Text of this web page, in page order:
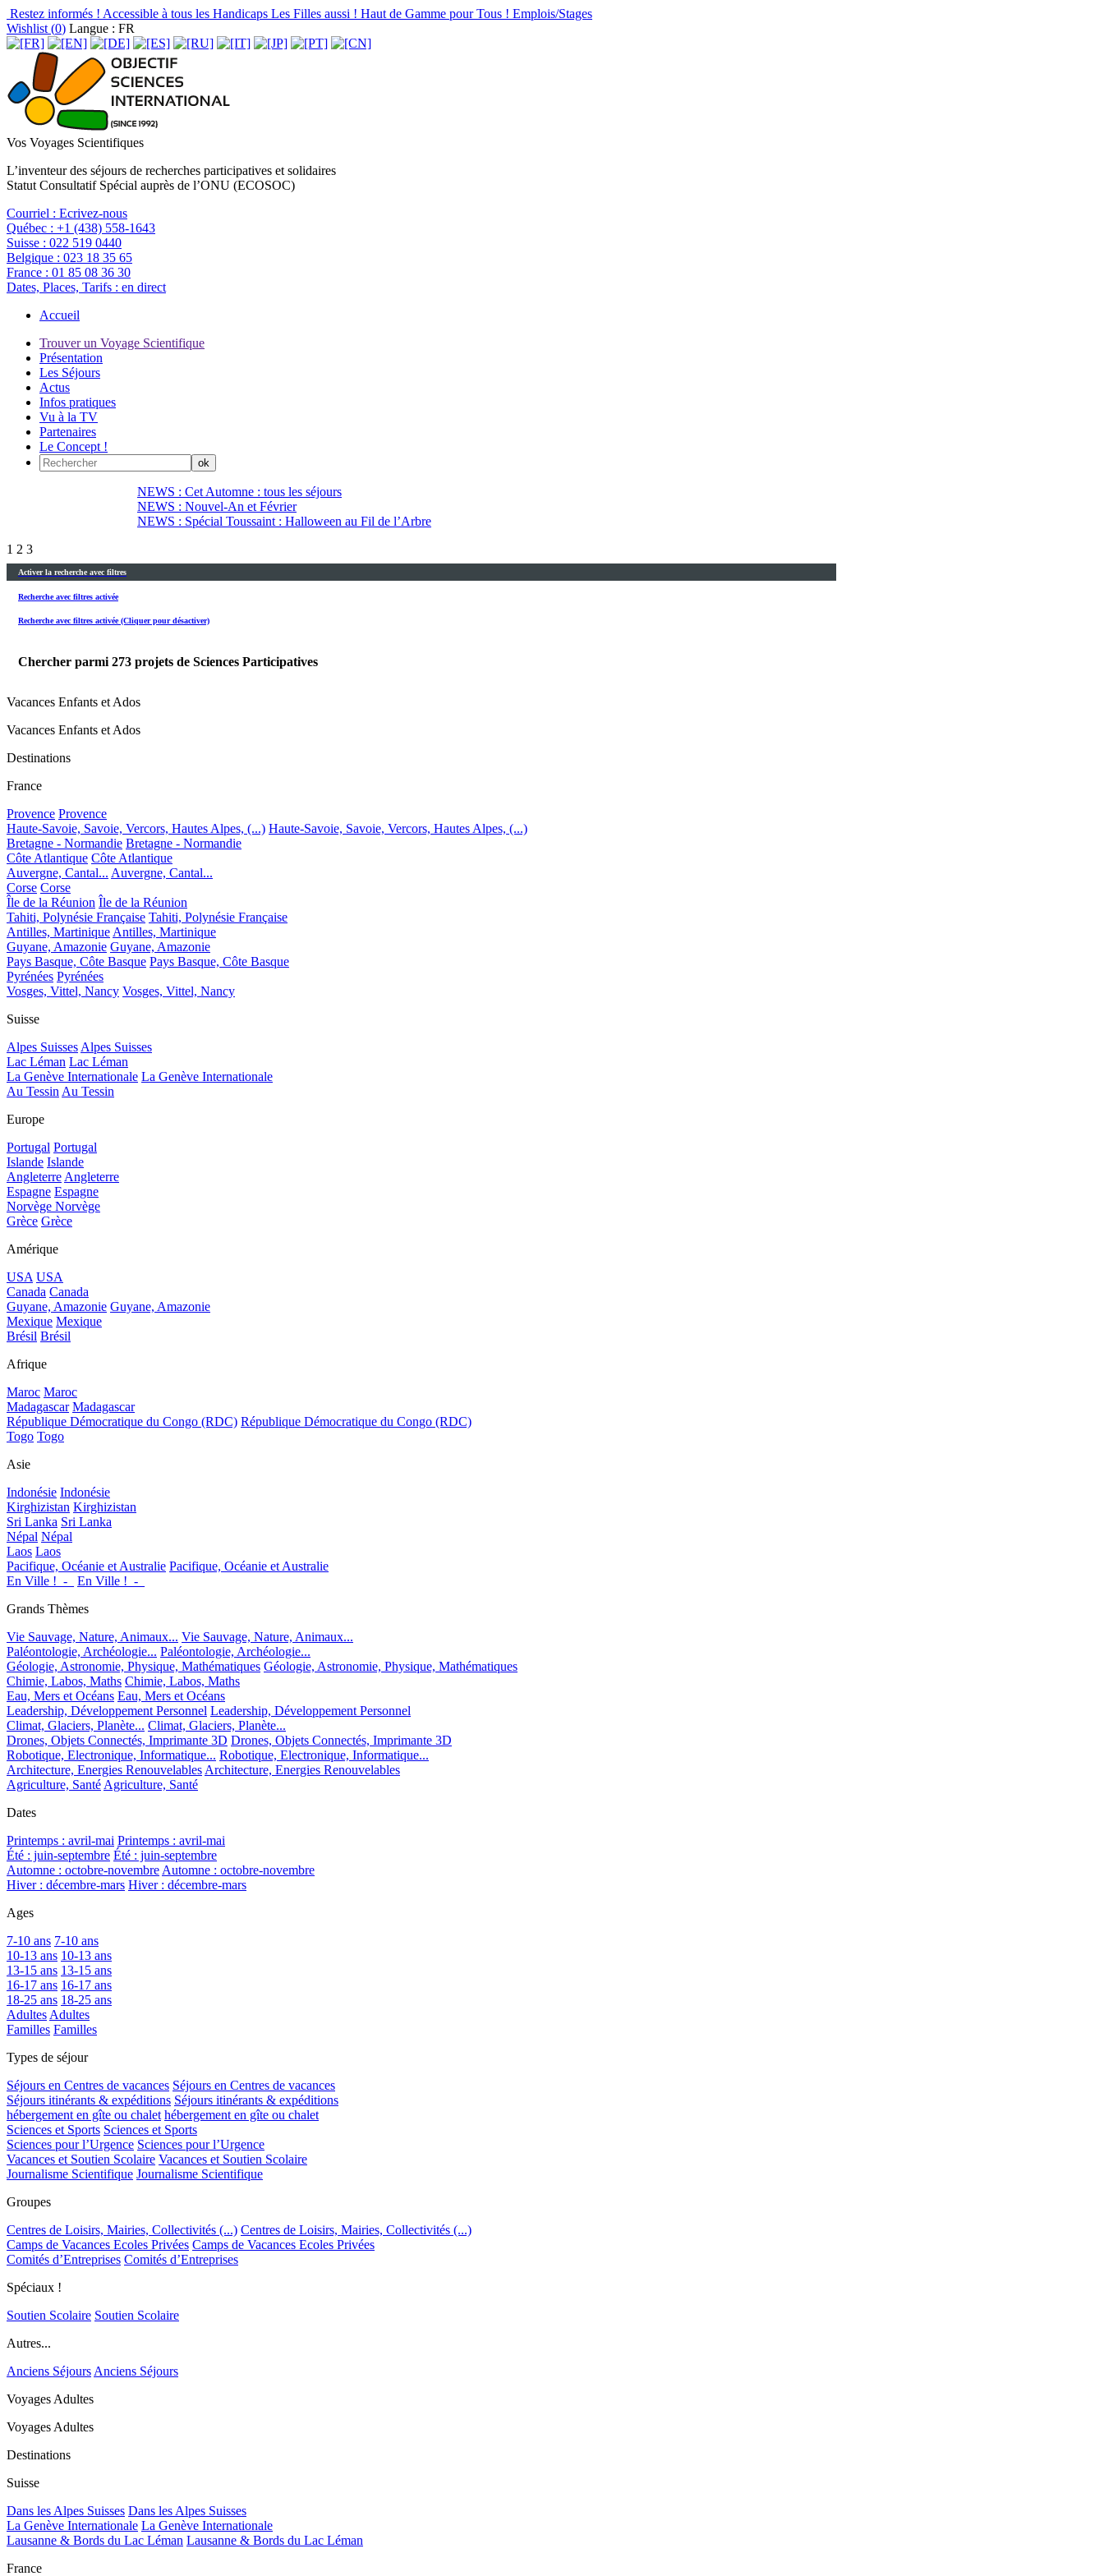
Restez informés ! Accessible à tous les Handicaps Les Filles aussi ! Haut de Gamme pour Tous ! Emplois/Stages
Wishlist (0) Langue : FR
Vos Voyages Scientifiques
L’inventeur des séjours de recherches participatives et solidaires
Statut Consultatif Spécial auprès de l’ONU (ECOSOC)
Courriel : Ecrivez-nous
Québec : +1 (438) 558-1643
Suisse : 022 519 0440
Belgique : 023 18 35 65
France : 01 85 08 36 30
Dates, Places, Tarifs : en direct
Accueil
Trouver un Voyage Scientifique
Présentation
Les Séjours
Actus
Infos pratiques
Vu à la TV
Partenaires
Le Concept !
NEWS : Cet Automne : tous les séjours
NEWS : Nouvel-An et Février
NEWS : Spécial Toussaint : Halloween au Fil de l’Arbre
1 2 3
Activer la recherche avec filtres
Recherche avec filtres activée
Recherche avec filtres activée (Cliquer pour désactiver)
Chercher parmi 273 projets de Sciences Participatives
Vacances Enfants et Ados
Vacances Enfants et Ados
Destinations
France
Provence Provence
Haute-Savoie, Savoie, Vercors, Hautes Alpes, (...) Haute-Savoie, Savoie, Vercors, Hautes Alpes, (...)
Bretagne - Normandie Bretagne - Normandie
Côte Atlantique Côte Atlantique
Auvergne, Cantal... Auvergne, Cantal...
Corse Corse
Île de la Réunion Île de la Réunion
Tahiti, Polynésie Française Tahiti, Polynésie Française
Antilles, MartiniqueAntilles, Martinique
Guyane, Amazonie Guyane, Amazonie
Pays Basque, Côte Basque Pays Basque, Côte Basque
Pyrénées Pyrénées
Vosges, Vittel, Nancy Vosges, Vittel, Nancy
Suisse
Alpes SuissesAlpes Suisses
Lac Léman Lac Léman
La Genève Internationale La Genève Internationale
Au TessinAu Tessin
Europe
Portugal Portugal
Islande Islande
AngleterreAngleterre
Espagne Espagne
Norvège Norvège
Grèce Grèce
Amérique
USA USA
Canada Canada
Guyane, Amazonie Guyane, Amazonie
Mexique Mexique
Brésil Brésil
Afrique
Maroc Maroc
Madagascar Madagascar
République Démocratique du Congo (RDC) République Démocratique du Congo (RDC)
Togo Togo
Asie
Indonésie Indonésie
Kirghizistan Kirghizistan
Sri Lanka Sri Lanka
Népal Népal
Laos Laos
Pacifique, Océanie et Australie Pacifique, Océanie et Australie
En Ville !_-_
En Ville !_-_
Grands Thèmes
Vie Sauvage, Nature, Animaux... Vie Sauvage, Nature, Animaux...
Paléontologie, Archéologie... Paléontologie, Archéologie...
Géologie, Astronomie, Physique, Mathématiques Géologie, Astronomie, Physique, Mathématiques
Chimie, Labos, Maths Chimie, Labos, Maths
Eau, Mers et Océans Eau, Mers et Océans
Leadership, Développement Personnel Leadership, Développement Personnel
Climat, Glaciers, Planète... Climat, Glaciers, Planète...
Drones, Objets Connectés, Imprimante 3D Drones, Objets Connectés, Imprimante 3D
Robotique, Electronique, Informatique... Robotique, Electronique, Informatique...
Architecture, Energies RenouvelablesArchitecture, Energies Renouvelables
Agriculture, SantéAgriculture, Santé
Dates
Printemps : avril-mai Printemps : avril-mai
Été : juin-septembre Été : juin-septembre
Automne : octobre-novembreAutomne : octobre-novembre
Hiver : décembre-mars Hiver : décembre-mars
Ages
7-10 ans 7-10 ans
10-13 ans 10-13 ans
13-15 ans 13-15 ans
16-17 ans 16-17 ans
18-25 ans 18-25 ans
AdultesAdultes
Familles Familles
Types de séjour
Séjours en Centres de vacances Séjours en Centres de vacances
Séjours itinérants & expéditions Séjours itinérants & expéditions
hébergement en gîte ou chalet hébergement en gîte ou chalet
Sciences et Sports Sciences et Sports
Sciences pour l’Urgence Sciences pour l’Urgence
Vacances et Soutien Scolaire Vacances et Soutien Scolaire
Journalisme Scientifique Journalisme Scientifique
Groupes
Centres de Loisirs, Mairies, Collectivités (...) Centres de Loisirs, Mairies, Collectivités (...)
Camps de Vacances Ecoles Privées Camps de Vacances Ecoles Privées
Comités d’Entreprises Comités d’Entreprises
Spéciaux !
Soutien Scolaire Soutien Scolaire
Autres...
Anciens SéjoursAnciens Séjours
Voyages Adultes
Voyages Adultes
Destinations
Suisse
Dans les Alpes Suisses Dans les Alpes Suisses
La Genève Internationale La Genève Internationale
Lausanne & Bords du Lac Léman Lausanne & Bords du Lac Léman
France